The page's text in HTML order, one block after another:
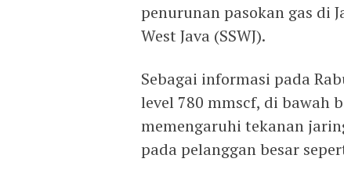
penurunan pasokan gas di
West Java (SSWJ).
Sebagai informasi pada
level 780 mmscf, di bawah
memengaruhi tekanan
pada pelanggan besar